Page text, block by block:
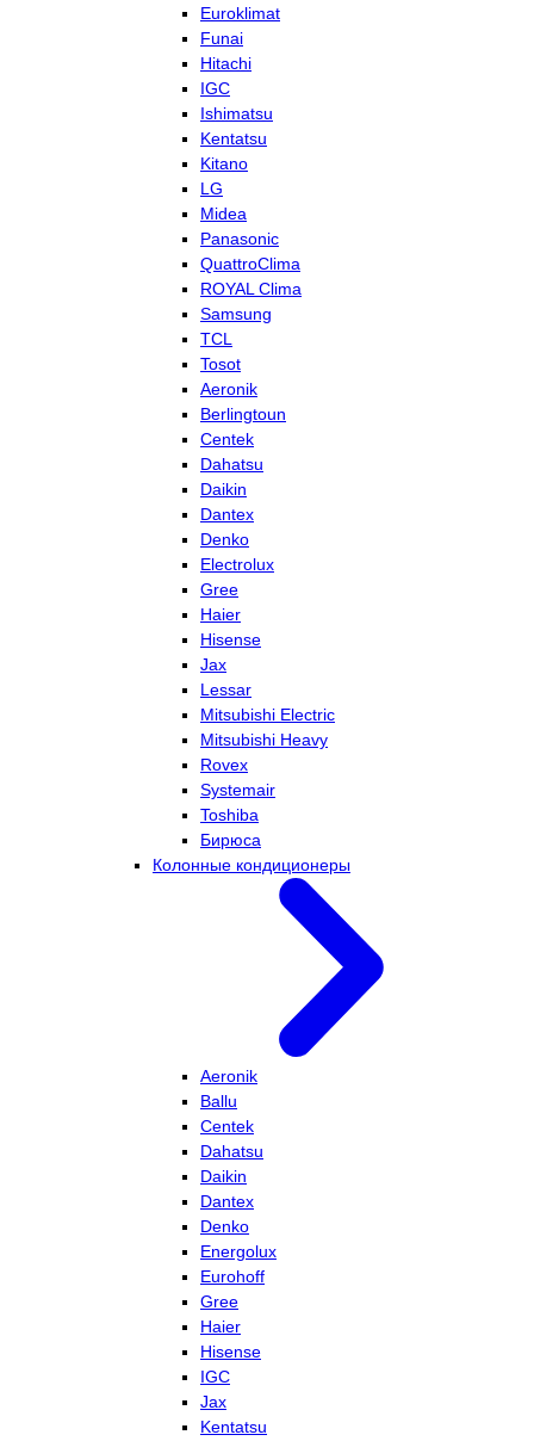
Euroklimat
Funai
Hitachi
IGC
Ishimatsu
Kentatsu
Kitano
LG
Midea
Panasonic
QuattroClima
ROYAL Clima
Samsung
TCL
Tosot
Aeronik
Berlingtoun
Centek
Dahatsu
Daikin
Dantex
Denko
Electrolux
Gree
Haier
Hisense
Jax
Lessar
Mitsubishi Electric
Mitsubishi Heavy
Rovex
Systemair
Toshiba
Бирюса
Колонные кондиционеры
Aeronik
Ballu
Centek
Dahatsu
Daikin
Dantex
Denko
Energolux
Eurohoff
Gree
Haier
Hisense
IGC
Jax
Kentatsu